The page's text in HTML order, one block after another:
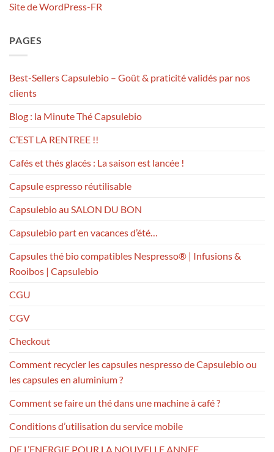
Site de WordPress-FR
PAGES
Best-Sellers Capsulebio – Goût & praticité validés par nos
clients
Blog : la Minute Thé Capsulebio
C’EST LA RENTREE !!
Cafés et thés glacés : La saison est lancée !
Capsule espresso réutilisable
Capsulebio au SALON DU BON
Capsulebio part en vacances d’été…
Capsules thé bio compatibles Nespresso® | Infusions &
Rooibos | Capsulebio
CGU
CGV
Checkout
Comment recycler les capsules nespresso de Capsulebio ou
les capsules en aluminium ?
Comment se faire un thé dans une machine à café ?
Conditions d’utilisation du service mobile
DE L’ENERGIE POUR LA NOUVELLE ANNEE